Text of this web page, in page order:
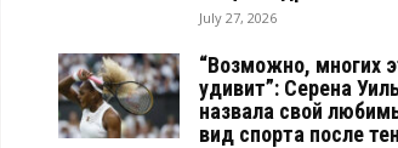
July 27, 2026
“Возможно, многих
удивит”: Серена
назвала свой
вид спорта после